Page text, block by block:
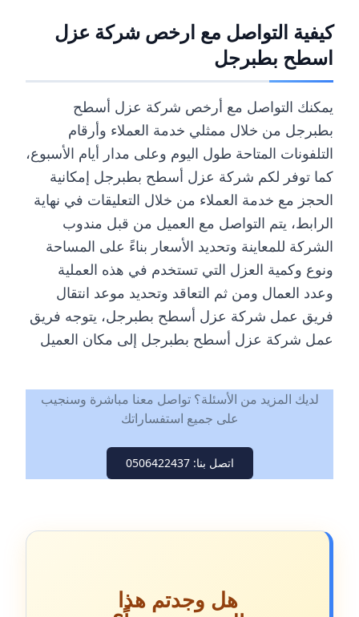
كيفية التواصل مع ارخص شركة عزل
اسطح بطبرجل
يمكنك التواصل مع أرخص شركة عزل أسطح
بطبرجل من خلال ممثلي خدمة العملاء وأرقام
التلفونات المتاحة طول اليوم وعلى مدار أيام الأسبوع،
كما توفر لكم شركة عزل أسطح بطبرجل إمكانية
الحجز مع خدمة العملاء من خلال التعليقات في نهاية
الرابط، يتم التواصل مع العميل من قبل مندوب
الشركة للمعاينة وتحديد الأسعار بناءً على المساحة
ونوع وكمية العزل التي تستخدم في هذه العملية
وعدد العمال ومن ثم التعاقد وتحديد موعد انتقال
فريق عمل شركة عزل أسطح بطبرجل، يتوجه فريق
عمل شركة عزل أسطح بطبرجل إلى مكان العميل
لديك المزيد من الأسئلة؟ تواصل معنا مباشرة وسنجيب
على جميع استفساراتك
اتصل بنا: 0506422437
هل وجدتم هذا